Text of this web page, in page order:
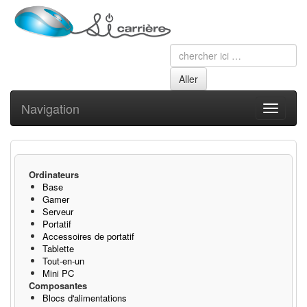
Toggle
Navigation
Ordinateurs
Base
Gamer
Serveur
Portatif
Accessoires de portatif
Tablette
Tout-en-un
Mini PC
Composantes
Blocs d'alimentations